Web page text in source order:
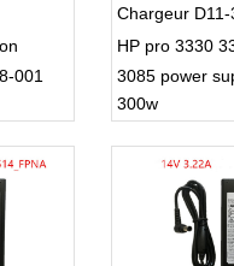
001
Chargeur
HP pro 3330
3085 power
300w